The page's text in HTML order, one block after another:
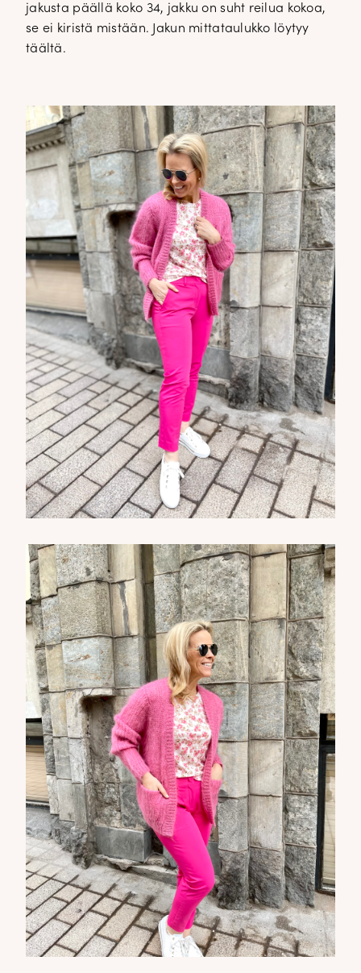
jakusta päällä koko 34, jakku on suht reilua kokoa,
se ei kiristä mistään. Jakun mittataulukko löytyy
täältä.